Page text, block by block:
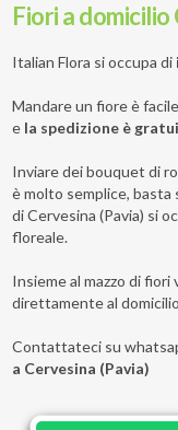
Fiori a domicilio
Italian Flora si occupa di
Mandare un fiore è
e la spedizione è
Inviare dei bouquet di
è molto semplice, basta
di Cervesina (Pavia) si
floreale.
Insieme al mazzo di
direttamente al
Contattateci su
a Cervesina (Pavia)